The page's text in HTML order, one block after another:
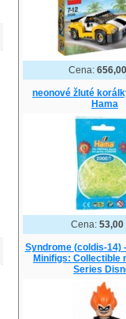
Cena:
neonové žluté
Hama
Cena: 53,00
Syndrome (coldis-14)
Minifigs: Collectible
Series